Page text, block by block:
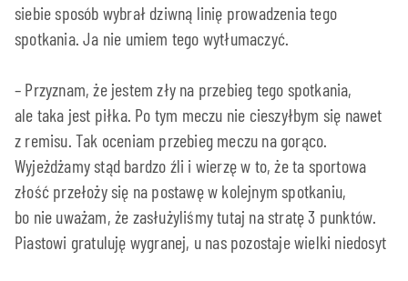
siebie sposób wybrał dziwną linię prowadzenia tego
spotkania. Ja nie umiem tego wytłumaczyć.
– Przyznam, że jestem zły na przebieg tego spotkania,
ale taka jest piłka. Po tym meczu nie cieszyłbym się nawet
z remisu. Tak oceniam przebieg meczu na gorąco.
Wyjeżdżamy stąd bardzo źli i wierzę w to, że ta sportowa
złość przełoży się na postawę w kolejnym spotkaniu,
bo nie uważam, że zasłużyliśmy tutaj na stratę 3 punktów.
Piastowi gratuluję wygranej, u nas pozostaje wielki niedosyt